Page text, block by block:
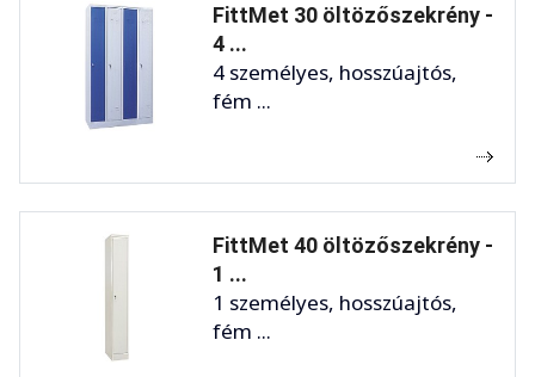
FittMet 30 öltözőszekrény -
4 ...
4 személyes, hosszúajtós,
fém ...
FittMet 40 öltözőszekrény -
1 ...
1 személyes, hosszúajtós,
fém ...